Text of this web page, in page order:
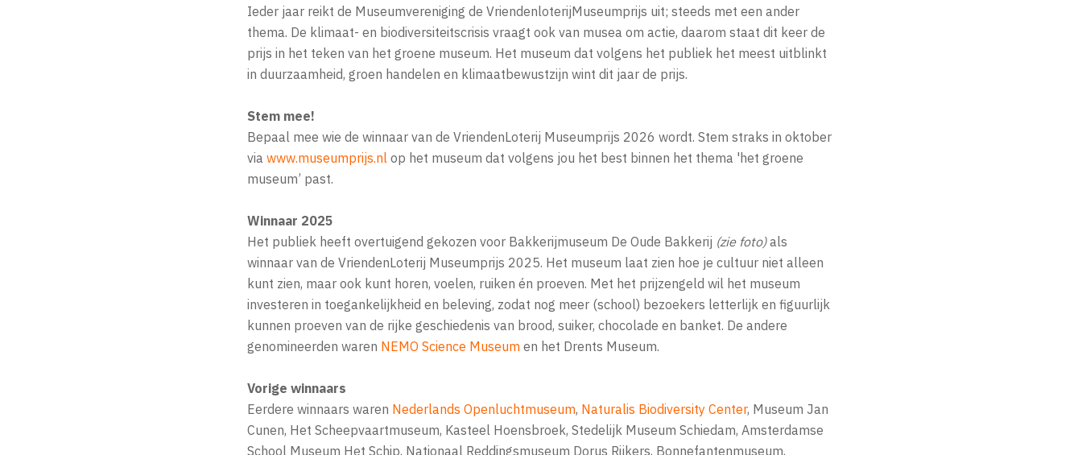
Ieder jaar reikt de Museumvereniging de VriendenloterijMuseumprijs uit; steeds met een ander
thema. De klimaat- en biodiversiteitscrisis vraagt ook van musea om actie, daarom staat dit keer de
prijs in het teken van het groene museum. Het museum dat volgens het publiek het meest uitblinkt
in duurzaamheid, groen handelen en klimaatbewustzijn wint dit jaar de prijs.
Stem mee!
Bepaal mee wie de winnaar van de VriendenLoterij Museumprijs 2026 wordt. Stem straks in oktober
via www.museumprijs.nl op het museum dat volgens jou het best binnen het thema 'het groene
museum’ past.
Winnaar 2025
Het publiek heeft overtuigend gekozen voor Bakkerijmuseum De Oude Bakkerij (zie foto)als
winnaar van de VriendenLoterij Museumprijs 2025. Het museum laat zien hoe je cultuur niet alleen
kunt zien, maar ook kunt horen, voelen, ruiken én proeven. Met het prijzengeld wil het museum
investeren in toegankelijkheid en beleving, zodat nog meer (school) bezoekers letterlijk en figuurlijk
kunnen proeven van de rijke geschiedenis van brood, suiker, chocolade en banket. De andere
genomineerden waren NEMO Science Museum en het Drents Museum.
Vorige winnaars
Eerdere winnaars waren Nederlands Openluchtmuseum, Naturalis Biodiversity Center, Museum Jan
Cunen, Het Scheepvaartmuseum, Kasteel Hoensbroek, Stedelijk Museum Schiedam, Amsterdamse
School Museum Het Schip, Nationaal Reddingsmuseum Dorus Rijkers, Bonnefantenmuseum,